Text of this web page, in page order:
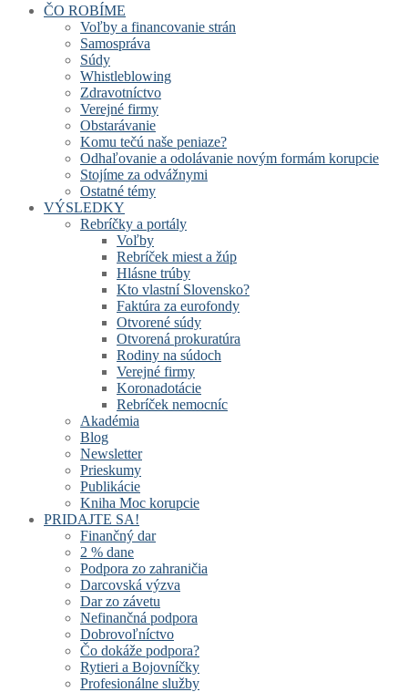
ČO ROBÍME
Voľby a financovanie strán
Samospráva
Súdy
Whistleblowing
Zdravotníctvo
Verejné firmy
Obstarávanie
Komu tečú naše peniaze?
Odhaľovanie a odolávanie novým formám korupcie
Stojíme za odvážnymi
Ostatné témy
VÝSLEDKY
Rebríčky a portály
Voľby
Rebríček miest a žúp
Hlásne trúby
Kto vlastní Slovensko?
Faktúra za eurofondy
Otvorené súdy
Otvorená prokuratúra
Rodiny na súdoch
Verejné firmy
Koronadotácie
Rebríček nemocníc
Akadémia
Blog
Newsletter
Prieskumy
Publikácie
Kniha Moc korupcie
PRIDAJTE SA!
Finančný dar
2 % dane
Podpora zo zahraničia
Darcovská výzva
Dar zo závetu
Nefinančná podpora
Dobrovoľníctvo
Čo dokáže podpora?
Rytieri a Bojovníčky
Profesionálne služby